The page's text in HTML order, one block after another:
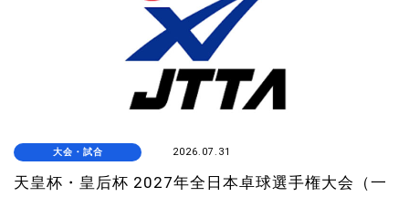
大会・試合 2026.07.31
天皇杯・皇后杯 2027年全日本卓球選手権大会（一